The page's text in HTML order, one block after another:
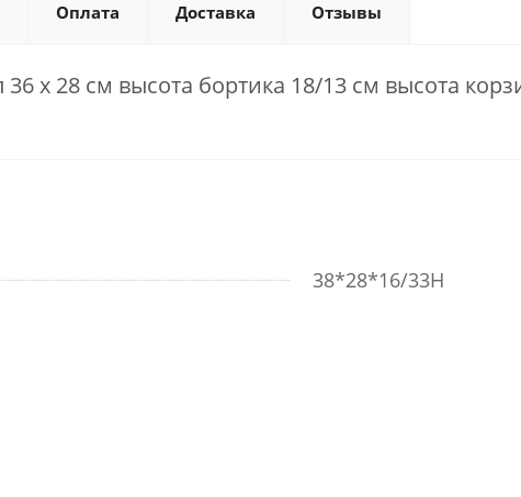
Оплата Доставка Отзывы
х 28 см высота бортика 18/13 см высота
38*28*16/33H